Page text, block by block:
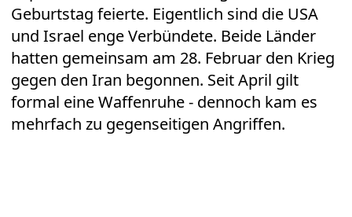
Geburtstag feierte. Eigentlich sind die USA
und Israel enge Verbündete. Beide Länder
hatten gemeinsam am 28. Februar den Krieg
gegen den Iran begonnen. Seit April gilt
formal eine Waffenruhe - dennoch kam es
mehrfach zu gegenseitigen Angriffen.